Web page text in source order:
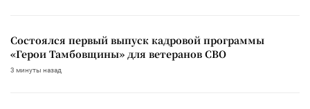
Состоялся первый выпуск кадровой программы
«Герои Тамбовщины» для ветеранов СВО
3 минуты назад